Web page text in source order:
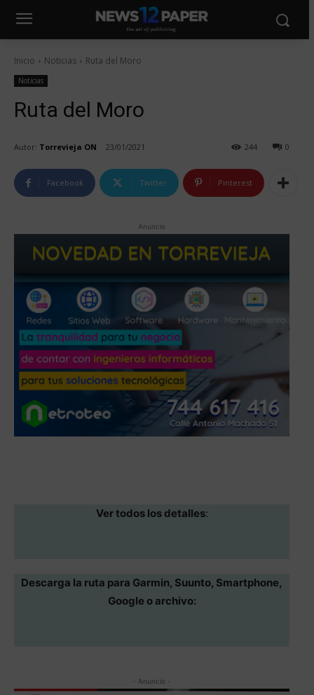
Inicio Noticias Ruta del Moro
Noticias
Ruta del Moro
Autor: Torrevieja ON 23/01/2021 0
244
Facebook Twitter Pinterest
Anuncio
Ver todos los detalles:
Descarga la ruta para Garmin, Suunto, Smartphone,
Google o archivo:
- Anuncio -